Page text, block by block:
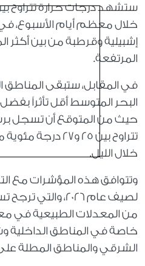
خلال معظم أيام الأسبوع،
إشبيلية وقرطبة من بين أكثر
المرتفعة.
في المقابل، ستبقى المناطق
البحر المتوسط أقل تأثراً بفضل
حيث من المتوقع أن تسجل
تتراوح بين 25 و27
خلال الليل.
وتتوافق هذه المؤشرات مع
لصيف عام 2026،
من المعدلات الطبيعية في
خاصة في المناطق الداخلية
الشرقي والمناطق المطلة